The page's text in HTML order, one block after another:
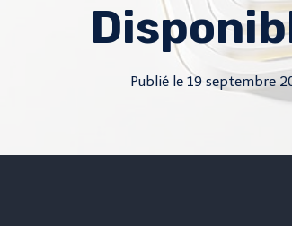
Publié le 19 septembre